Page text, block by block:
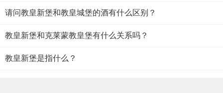
请问教皇新堡和教皇城堡的酒有什么区别？
教皇新堡和克莱蒙教皇堡有什么关系吗？
教皇新堡是指什么？